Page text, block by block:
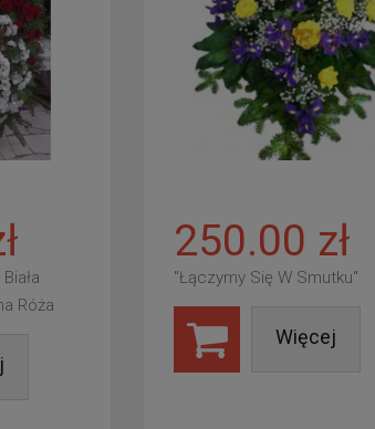
Róża
250.00 zł
"Łączymy Się W Smutku"
Więcej